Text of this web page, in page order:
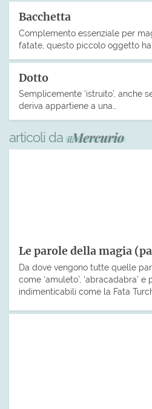
Bacchetta
Complemento essenziale per
fatate, questo piccolo oggetto ha
Dotto
Semplicemente ‘istruito’, anche
deriva appartiene a una…
articoli da
Le parole della magia
Da dove vengono tutte quelle
come ‘amuleto’, ‘abracadabra’ e
indimenticabili come la Fata